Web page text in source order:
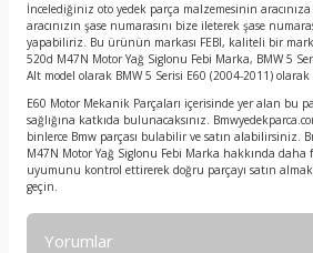
İncelediğiniz oto yedek parça malzemesinin
aracınızın şase numarasını bize ileterek şase
yapabiliriz. Bu ürünün markası FEBI, kaliteli bir
520d M47N Motor Yağ Siglonu Febi Marka, BMW 5
Alt model olarak BMW 5 Serisi E60 (2004-2011)
E60 Motor Mekanik Parçaları içerisinde yer alan bu
sağlığına katkıda bulunacaksınız.
binlerce Bmw parçası bulabilir ve satın alabilirsiniz.
M47N Motor Yağ Siglonu Febi Marka hakkında daha
uyumunu kontrol ettirerek doğru parçayı satın
geçin.
Yorumlar